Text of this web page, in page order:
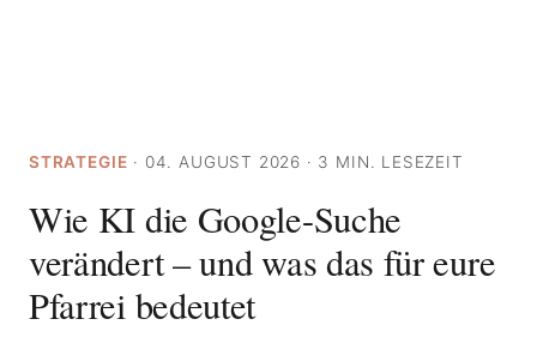
STRATEGIE · 04. AUGUST 2026 · 3 MIN. LESEZEIT
Wie KI die Google-Suche
verändert – und was das für eure
Pfarrei bedeutet